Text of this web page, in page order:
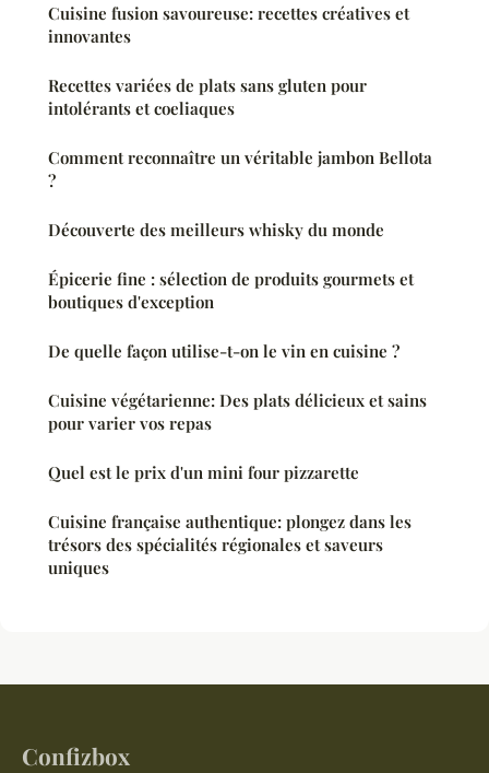
Cuisine fusion savoureuse: recettes créatives et
innovantes
Recettes variées de plats sans gluten pour
intolérants et coeliaques
Comment reconnaître un véritable jambon Bellota
?
Découverte des meilleurs whisky du monde
Épicerie fine : sélection de produits gourmets et
boutiques d'exception
De quelle façon utilise-t-on le vin en cuisine ?
Cuisine végétarienne: Des plats délicieux et sains
pour varier vos repas
Quel est le prix d'un mini four pizzarette
Cuisine française authentique: plongez dans les
trésors des spécialités régionales et saveurs
uniques
Confizbox